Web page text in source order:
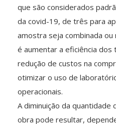
que são considerados
da covid-19, de três para
amostra seja combinada ou
é aumentar a eficiência dos
redução de custos na
otimizar o uso de
operacionais.
A diminuição da
obra pode resultar,